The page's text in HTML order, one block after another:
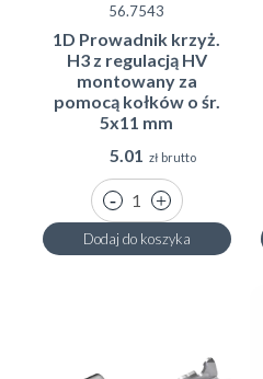
56.7543
1D Prowadnik krzyż.
H3 z regulacją HV
montowany za
pomocą kołków o śr.
5x11 mm
5.01 zł brutto
Dodaj do koszyka